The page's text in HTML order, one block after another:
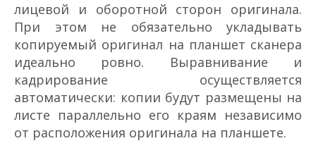
лицевой и оборотной сторон оригинала.
При этом не обязательно укладывать
копируемый оригинал на планшет сканера
идеально ровно. Выравнивание и
кадрирование осуществляется
автоматически: копии будут размещены на
листе параллельно его краям независимо
от расположения оригинала на планшете.